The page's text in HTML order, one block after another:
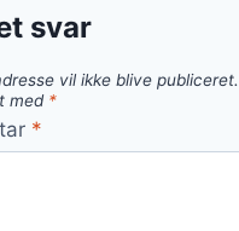
svar
vil ikke blive publiceret.
med *
*